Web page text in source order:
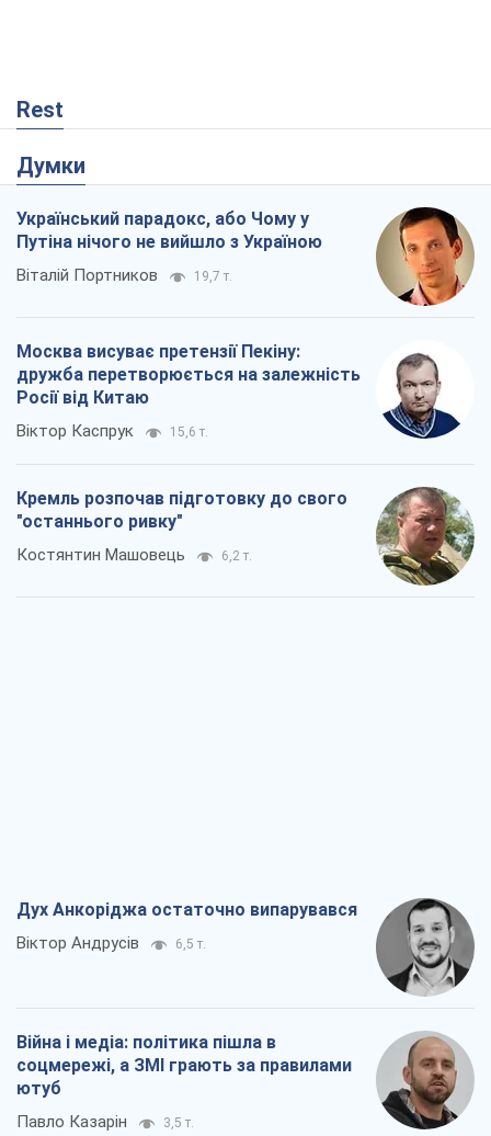
Rest
Думки
Український парадокс, або Чому у
Путіна нічого не вийшло з Україною
Віталій Портников 19,7 т.
Москва висуває претензії Пекіну:
дружба перетворюється на залежність
Росії від Китаю
Віктор Каспрук 15,6 т.
Кремль розпочав підготовку до свого
"останнього ривку"
Костянтин Машовець 6,2 т.
Дух Анкоріджа остаточно випарувався
Віктор Андрусів 6,5 т.
Війна і медіа: політика пішла в
соцмережі, а ЗМІ грають за правилами
ютуб
Павло Казарін 3,5 т.